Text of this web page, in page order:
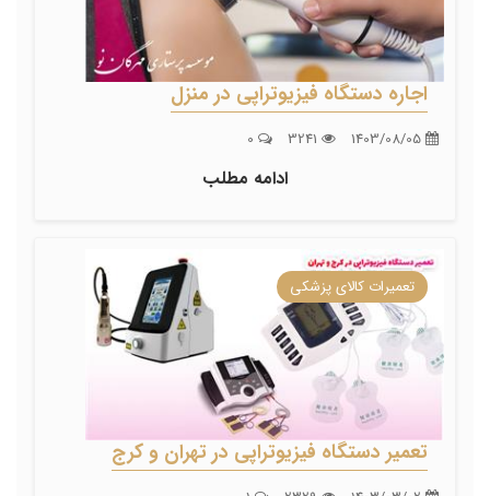
اجاره دستگاه فیزیوتراپی در منزل
ادامه مطلب
تعمیرات کالای پزشکی
تعمیر دستگاه فیزیوتراپی در تهران و کرج